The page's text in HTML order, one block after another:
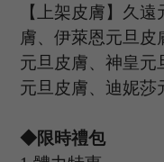
【上架皮膚】久
膚、伊萊恩元旦皮
元旦皮膚、神皇元
元旦皮膚、迪妮莎
◆限時禮包